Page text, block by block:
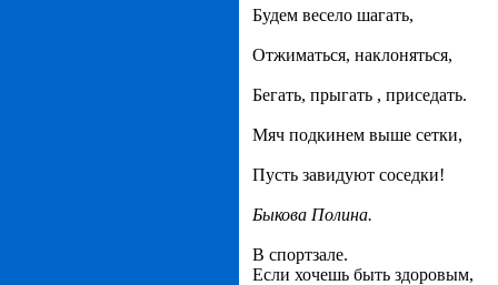
Будем весело шагать,
Отжиматься, наклоняться,
Бегать, прыгать , приседать.
Мяч подкинем выше сетки,
Пусть завидуют соседки!
Быкова Полина.
В спортзале.
Если хочешь быть здоровым,